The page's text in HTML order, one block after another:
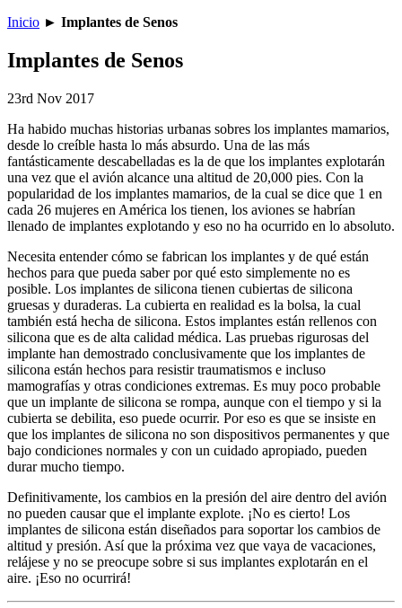
Inicio ► Implantes de Senos
Implantes de Senos
23rd Nov 2017
Ha habido muchas historias urbanas sobres los implantes mamarios,
desde lo creíble hasta lo más absurdo. Una de las más
fantásticamente descabelladas es la de que los implantes explotarán
una vez que el avión alcance una altitud de 20,000 pies. Con la
popularidad de los implantes mamarios, de la cual se dice que 1 en
cada 26 mujeres en América los tienen, los aviones se habrían
llenado de implantes explotando y eso no ha ocurrido en lo absoluto.
Necesita entender cómo se fabrican los implantes y de qué están
hechos para que pueda saber por qué esto simplemente no es
posible. Los implantes de silicona tienen cubiertas de silicona
gruesas y duraderas. La cubierta en realidad es la bolsa, la cual
también está hecha de silicona. Estos implantes están rellenos con
silicona que es de alta calidad médica. Las pruebas rigurosas del
implante han demostrado conclusivamente que los implantes de
silicona están hechos para resistir traumatismos e incluso
mamografías y otras condiciones extremas. Es muy poco probable
que un implante de silicona se rompa, aunque con el tiempo y si la
cubierta se debilita, eso puede ocurrir. Por eso es que se insiste en
que los implantes de silicona no son dispositivos permanentes y que
bajo condiciones normales y con un cuidado apropiado, pueden
durar mucho tiempo.
Definitivamente, los cambios en la presión del aire dentro del avión
no pueden causar que el implante explote. ¡No es cierto! Los
implantes de silicona están diseñados para soportar los cambios de
altitud y presión. Así que la próxima vez que vaya de vacaciones,
relájese y no se preocupe sobre si sus implantes explotarán en el
aire. ¡Eso no ocurrirá!